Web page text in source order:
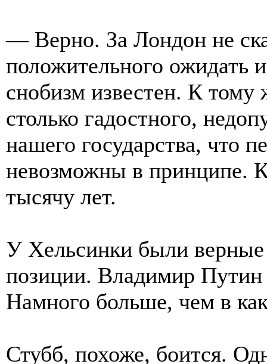
— Верно. За Лондон не
положительного ожидать
снобизм известен. К
столько гадостного,
нашего государства, что
невозможны в принципе.
тысячу лет.
У Хельсинки были
позиции. Владимир Путин
Намного больше, чем в
Стубб, похоже, боится.